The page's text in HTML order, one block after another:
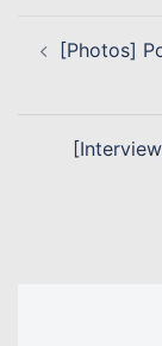
D’ARTICLE
[Photos]